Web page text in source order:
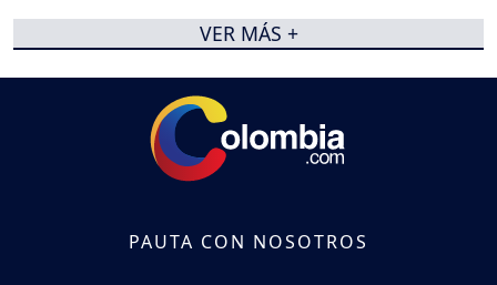
VER MÁS +
PAUTA CON NOSOTROS